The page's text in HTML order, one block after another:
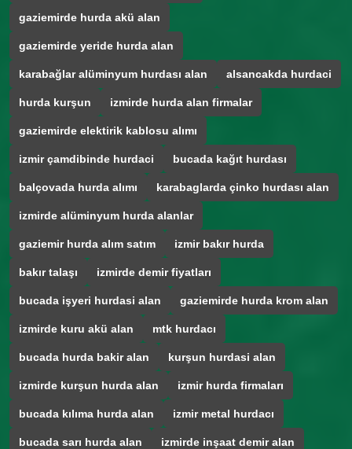
gaziemirde hurda akü alan
gaziemirde yeride hurda alan
karabağlar alüminyum hurdası alan alsancakda hurdaci
hurda kurşun izmirde hurda alan firmalar
gaziemirde elektirik kablosu alımı
izmir çamdibinde hurdaci bucada kağıt hurdası
balçovada hurda alımı karabaglarda çinko hurdası alan
izmirde alüminyum hurda alanlar
gaziemir hurda alım satım izmir bakır hurda
bakır talaşı izmirde demir fiyatları
bucada işyeri hurdasi alan gaziemirde hurda krom alan
izmirde kuru akü alan mtk hurdacı
bucada hurda bakir alan kurşun hurdasi alan
izmirde kurşun hurda alan izmir hurda firmaları
bucada kılıma hurda alan izmir metal hurdacı
bucada sarı hurda alan izmirde inşaat demir alan